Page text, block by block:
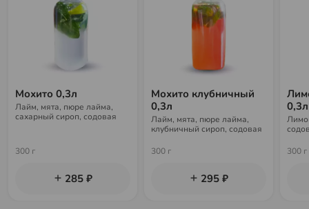
Мохито 0,3л
Лайм, мята, пюре лайма,
сахарный сироп, содовая
300 г
285 ₽
Мохито клубничный
0,3л
Лайм, мята, пюре лайма,
клубничный сироп, содовая
300 г
295 ₽
0,3л
300 г